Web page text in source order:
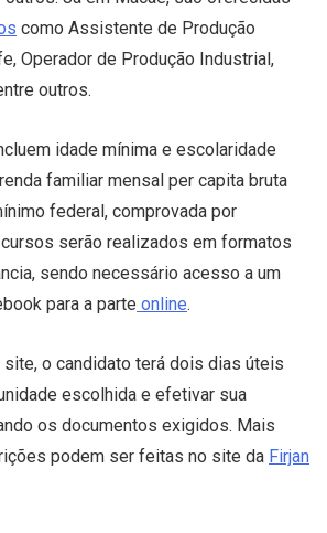
como Assistente de Produção
Operador de Produção Industrial,
outros.
idade mínima e escolaridade
familiar mensal per capita bruta
federal, comprovada por
serão realizados em formatos
sendo necessário acesso a um
para a parte online.
o candidato terá dois dias úteis
escolhida e efetivar sua
os documentos exigidos. Mais
podem ser feitas no site da Firjan